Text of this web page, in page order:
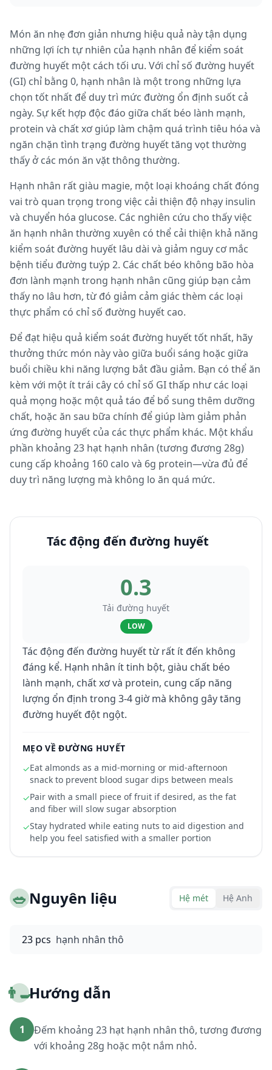
Món ăn nhẹ đơn giản nhưng hiệu quả này tận dụng
những lợi ích tự nhiên của hạnh nhân để kiểm soát
đường huyết một cách tối ưu. Với chỉ số đường huyết
(GI) chỉ bằng 0, hạnh nhân là một trong những lựa
chọn tốt nhất để duy trì mức đường ổn định suốt cả
ngày. Sự kết hợp độc đáo giữa chất béo lành mạnh,
protein và chất xơ giúp làm chậm quá trình tiêu hóa và
ngăn chặn tình trạng đường huyết tăng vọt thường
thấy ở các món ăn vặt thông thường.
Hạnh nhân rất giàu magie, một loại khoáng chất đóng
vai trò quan trọng trong việc cải thiện độ nhạy insulin
và chuyển hóa glucose. Các nghiên cứu cho thấy việc
ăn hạnh nhân thường xuyên có thể cải thiện khả năng
kiểm soát đường huyết lâu dài và giảm nguy cơ mắc
bệnh tiểu đường tuýp 2. Các chất béo không bão hòa
đơn lành mạnh trong hạnh nhân cũng giúp bạn cảm
thấy no lâu hơn, từ đó giảm cảm giác thèm các loại
thực phẩm có chỉ số đường huyết cao.
Để đạt hiệu quả kiểm soát đường huyết tốt nhất, hãy
thưởng thức món này vào giữa buổi sáng hoặc giữa
buổi chiều khi năng lượng bắt đầu giảm. Bạn có thể ăn
kèm với một ít trái cây có chỉ số GI thấp như các loại
quả mọng hoặc một quả táo để bổ sung thêm dưỡng
chất, hoặc ăn sau bữa chính để giúp làm giảm phản
ứng đường huyết của các thực phẩm khác. Một khẩu
phần khoảng 23 hạt hạnh nhân (tương đương 28g)
cung cấp khoảng 160 calo và 6g protein—vừa đủ để
duy trì năng lượng mà không lo ăn quá mức.
Tác động đến đường huyết
0.3
Tải đường huyết
LOW
Tác động đến đường huyết từ rất ít đến không
đáng kể. Hạnh nhân ít tinh bột, giàu chất béo
lành mạnh, chất xơ và protein, cung cấp năng
lượng ổn định trong 3-4 giờ mà không gây tăng
đường huyết đột ngột.
MẸO VỀ ĐƯỜNG HUYẾT
✓Eat almonds as a mid-morning or mid-afternoon
snack to prevent blood sugar dips between meals
✓Pair with a small piece of fruit if desired, as the fat
and fiber will slow sugar absorption
✓Stay hydrated while eating nuts to aid digestion and
help you feel satisfied with a smaller portion
🥗Nguyên liệu Hệ mét Hệ Anh
23 pcs hạnh nhân thô
👨‍🍳Hướng dẫn
1
Đếm khoảng 23 hạt hạnh nhân thô, tương đương
với khoảng 28g hoặc một nắm nhỏ.